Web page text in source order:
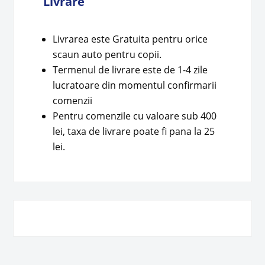
Livrarea este Gratuita pentru orice
scaun auto pentru copii.
Termenul de livrare este de 1-4 zile
lucratoare din momentul confirmarii
comenzii
Pentru comenzile cu valoare sub 400
lei, taxa de livrare poate fi pana la 25
lei.